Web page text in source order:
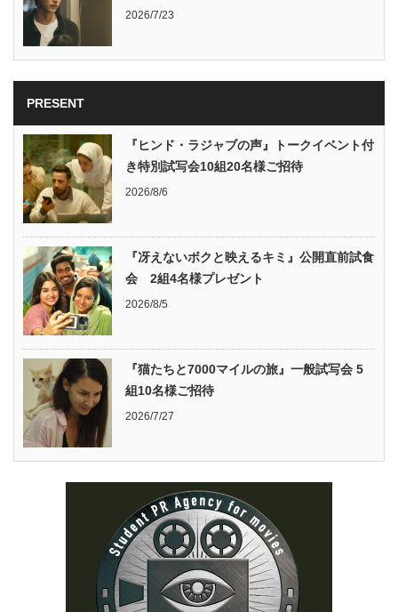
2026/7/23
PRESENT
『ヒンド・ラジャブの声』トークイベント付
き特別試写会10組20名様ご招待
2026/8/6
『冴えないボクと映えるキミ』公開直前試食
会 2組4名様プレゼント
2026/8/5
『猫たちと7000マイルの旅』一般試写会 5
組10名様ご招待
2026/7/27